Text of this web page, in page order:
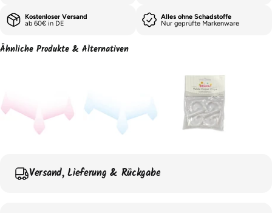
Kostenloser Versand
ab 60€ in DE
Alles ohne Schadstoffe
Nur geprüfte Markenware
Ähnliche Produkte & Alternativen
Versand, Lieferung & Rückgabe